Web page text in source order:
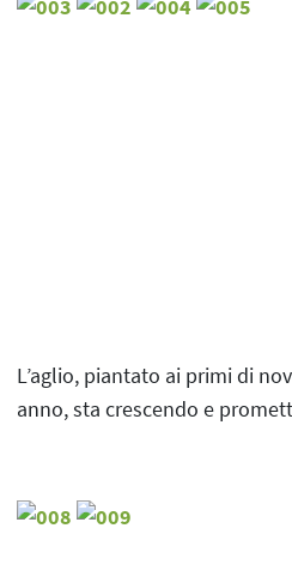
L’aglio, piantato ai primi di
anno, sta crescendo e